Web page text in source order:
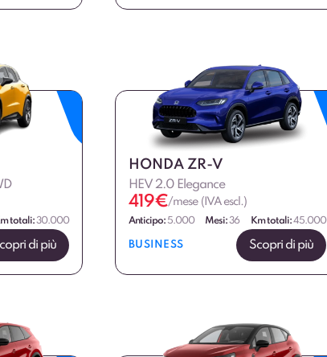
totali:30.000
di più
HONDA ZR-V
HEV 2.0 Elegance
419€/mese (IVA escl.)
Anticipo:5.000 Mesi:36 Km totali:45.000
BUSINESS Scopri di più